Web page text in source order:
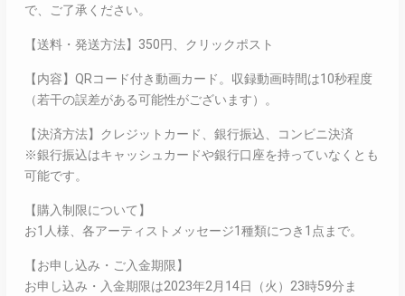
で、ご了承ください。
【送料・発送方法】350円、クリックポスト
【内容】QRコード付き動画カード。収録動画時間は10秒程度
（若干の誤差がある可能性がございます）。
【決済方法】クレジットカード、銀行振込、コンビニ決済
※銀行振込はキャッシュカードや銀行口座を持っていなくとも
可能です。
【購入制限について】
お1人様、各アーティストメッセージ1種類につき1点まで。
【お申し込み・ご入金期限】
お申し込み・入金期限は2023年2月14日（火）23時59分ま